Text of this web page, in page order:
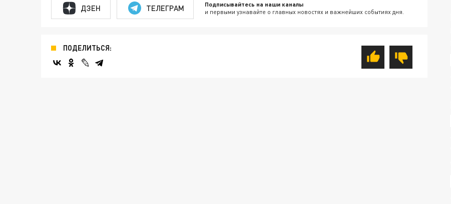
ДЗЕН ТЕЛЕГРАМ Подписывайтесь на наши каналы
и первыми узнавайте о главных новостях и важнейших событиях дня.
ПОДЕЛИТЬСЯ: